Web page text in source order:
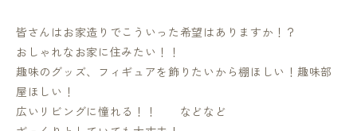
皆さんはお家造りでこういった希望はありますか！？
おしゃれなお家に住みたい！！
趣味のグッズ、フィギュアを飾りたいから棚ほしい！趣味部
屋ほしい！
広いリビングに憧れる！！ などなど